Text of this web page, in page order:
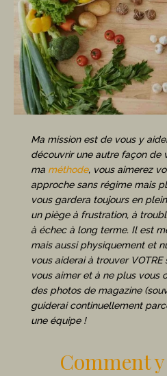
Ma mission est de vous y
découvrir une autre façon de
ma méthode, vous aimerez
approche sans régime mais
vous gardera toujours en
un piège à frustration, à
à échec à long terme. Il est
mais aussi physiquement et
vous aiderai à trouver
vous aimer et à ne plus vous
des photos de magazine
guiderai continuellement
une équipe !
Comment